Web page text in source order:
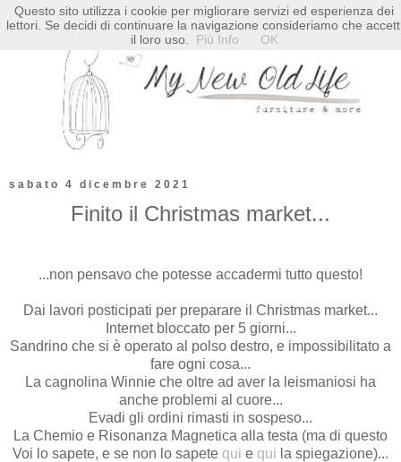
sabato 4 dicembre 2021
Finito il Christmas market...
...non pensavo che potesse accadermi tutto questo!
Dai lavori posticipati per preparare il Christmas market...
Internet bloccato per 5 giorni...
Sandrino che si è operato al polso destro, e impossibilitato a
fare ogni cosa...
La cagnolina Winnie che oltre ad aver la leismaniosi ha
anche problemi al cuore...
Evadi gli ordini rimasti in sospeso...
La Chemio e Risonanza Magnetica alla testa (ma di questo
Voi lo sapete, e se non lo sapete qui e qui la spiegazione)...
Questo sito utilizza i cookie per migliorare servizi ed esperienza dei
lettori. Se decidi di continuare la navigazione consideriamo che
il loro uso.
Più Info OK